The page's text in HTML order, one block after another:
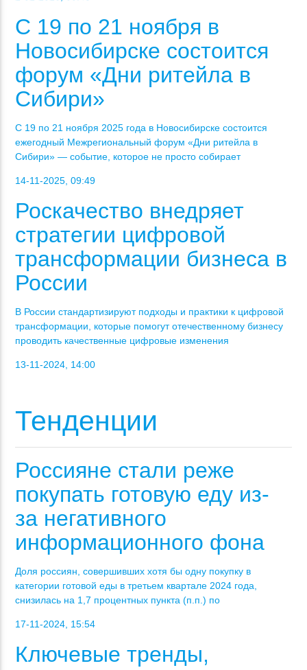
С 19 по 21 ноября в
Новосибирске состоится
форум «Дни ритейла в
Сибири»
С 19 по 21 ноября 2025 года в Новосибирске состоится
ежегодный Межрегиональный форум «Дни ритейла в
Сибири» — событие, которое не просто собирает
14-11-2025, 09:49
Роскачество внедряет
стратегии цифровой
трансформации бизнеса в
России
В России стандартизируют подходы и практики к цифровой
трансформации, которые помогут отечественному бизнесу
проводить качественные цифровые изменения
13-11-2024, 14:00
Тенденции
Россияне стали реже
покупать готовую еду из-
за негативного
информационного фона
Доля россиян, совершивших хотя бы одну покупку в
категории готовой еды в третьем квартале 2024 года,
снизилась на 1,7 процентных пункта (п.п.) по
17-11-2024, 15:54
Ключевые тренды,